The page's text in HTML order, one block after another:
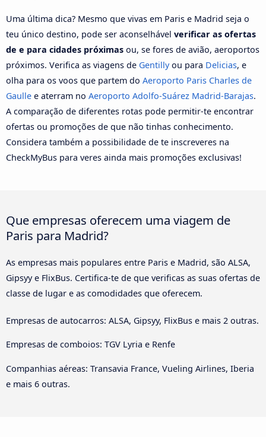
Uma última dica? Mesmo que vivas em Paris e Madrid seja o
teu único destino, pode ser aconselhável verificar as ofertas
de e para cidades próximas ou, se fores de avião, aeroportos
próximos. Verifica as viagens de Gentillyou para Delicias, e
olha para os voos que partem do Aeroporto Paris Charles de
Gaulle e aterram no Aeroporto Adolfo-Suárez Madrid-Barajas.
A comparação de diferentes rotas pode permitir-te encontrar
ofertas ou promoções de que não tinhas conhecimento.
Considera também a possibilidade de te inscreveres na
CheckMyBus para veres ainda mais promoções exclusivas!
Que empresas oferecem uma viagem de
Paris para Madrid?
As empresas mais populares entre Paris e Madrid, são ALSA,
Gipsyy e FlixBus. Certifica-te de que verificas as suas ofertas de
classe de lugar e as comodidades que oferecem.
Empresas de autocarros: ALSA, Gipsyy, FlixBus e mais 2 outras.
Empresas de comboios: TGV Lyria e Renfe
Companhias aéreas: Transavia France, Vueling Airlines, Iberia
e mais 6 outras.